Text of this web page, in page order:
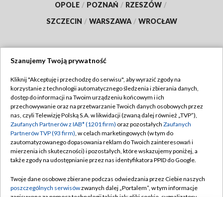
OPOLE / POZNAŃ / RZESZÓW /
SZCZECIN / WARSZAWA / WROCŁAW
TVP
Abonament TVP
Emisja w TVP
Centrum informacji TVP
Naziemna Telewizja Cyfrowa
Rada Programowa
Regulamin TVP
Polityka prywatności
Moje zgody
Pomoc
Kontakt
Szanujemy Twoją prywatność
Kliknij "Akceptuję i przechodzę do serwisu", aby wyrazić zgody na
korzystanie z technologii automatycznego śledzenia i zbierania danych,
dostęp do informacji na Twoim urządzeniu końcowym i ich
przechowywanie oraz na przetwarzanie Twoich danych osobowych przez
nas, czyli Telewizję Polską S.A. w likwidacji (zwaną dalej również „TVP”),
Zaufanych Partnerów z IAB* (1201 firm) oraz pozostałych Zaufanych
Partnerów TVP (93 firm), w celach marketingowych (w tym do
zautomatyzowanego dopasowania reklam do Twoich zainteresowań i
mierzenia ich skuteczności) i pozostałych, które wskazujemy poniżej, a
także zgody na udostępnianie przez nas identyfikatora PPID do Google.
Twoje dane osobowe zbierane podczas odwiedzania przez Ciebie naszych
poszczególnych serwisówzwanych dalej „Portalem”, w tym informacje